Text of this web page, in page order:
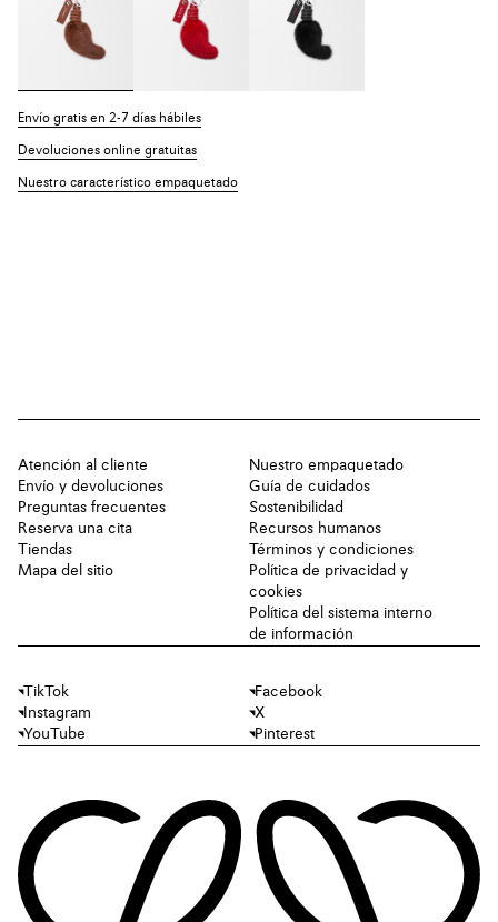
Envío gratis en 2-7 días hábiles
Devoluciones online gratuitas
Nuestro característico empaquetado
Atención al cliente
Envío y devoluciones
Preguntas frecuentes
Reserva una cita
Tiendas
Mapa del sitio
Nuestro empaquetado
Guía de cuidados
Sostenibilidad
Recursos humanos
Términos y condiciones
Política de privacidad y
cookies
Política del sistema interno
de información
TikTok
Facebook
Instagram
X
YouTube
Pinterest